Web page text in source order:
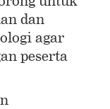
dan
agar
peserta